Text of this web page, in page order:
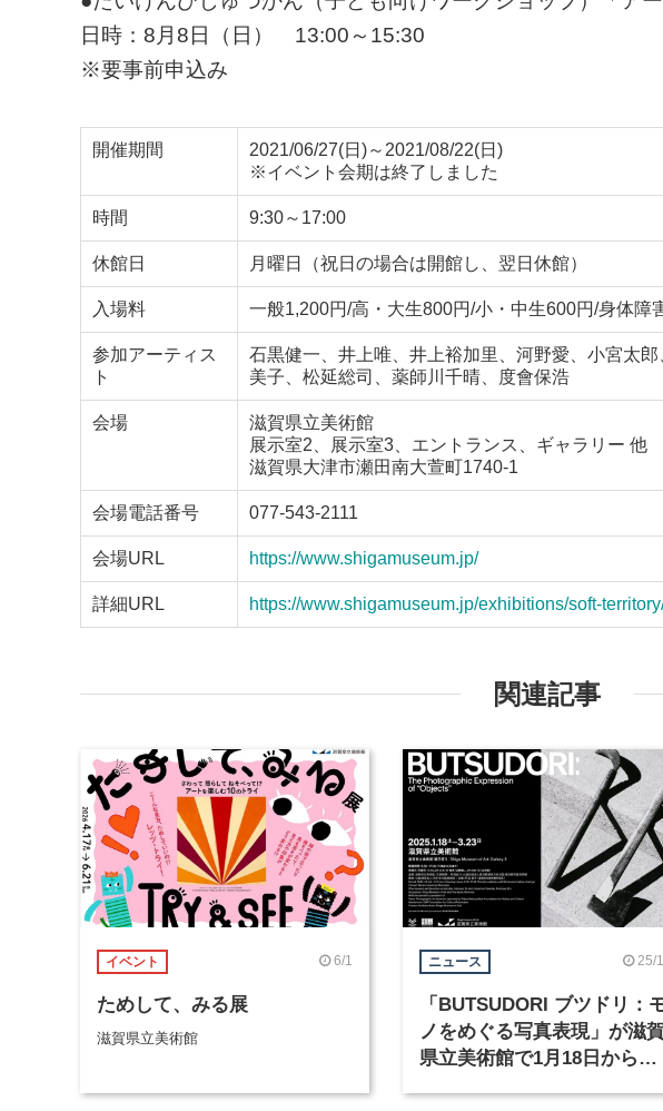
日時：8月8日（日） 13:00～15:30
※要事前申込み
開催期間
2021/06/27(日)～2021/08/22(日)
※イベント会期は終了しました
時間 9:30～17:00
休館日 月曜日（祝日の場合は開館し、翌日休館）
入場料 一般1,200円/高・大生800円/小・中生600円/身体障
参加アーティス
ト
石黒健一、井上唯、井上裕加里、河野愛、小宮太
美子、松延総司、薬師川千晴、度會保浩
会場
滋賀県立美術館
展示室2、展示室3、エントランス、ギャラリー 他
滋賀県大津市瀬田南大萱町1740-1
会場電話番号 077-543-2111
会場URL https://www.shigamuseum.jp/
詳細URL https://www.shigamuseum.jp/exhibitions/soft-
関連記事
イベント 6/1
ためして、みる展
滋賀県立美術館
ニュース 25/
「BUTSUDORI ブツドリ：
ノをめぐる写真表現」が滋
県立美術館で1月18日から開